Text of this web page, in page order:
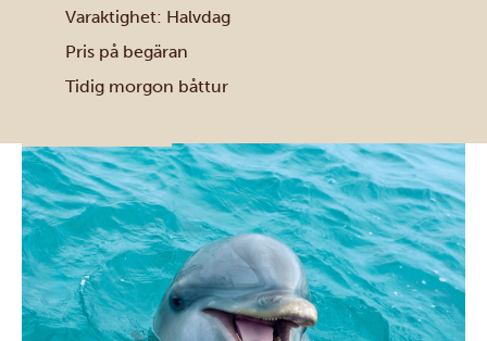
Varaktighet: Halvdag
Pris på begäran
Tidig morgon båttur